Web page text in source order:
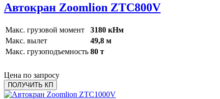
Автокран Zoomlion ZTC800V
Макс. грузовой момент
3180 кНм
Макс. вылет
49,8 м
Макс. грузоподъемность 80 т
Цена по запросу
ПОЛУЧИТЬ КП